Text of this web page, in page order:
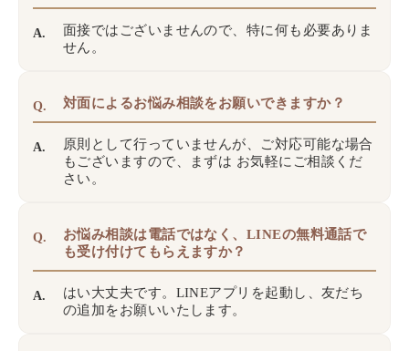
A.
面接ではございませんので、特に何も必要ありま
せん。
Q. 対面によるお悩み相談をお願いできますか？
A.
原則として行っていませんが、ご対応可能な場合
もございますので、まずは お気軽にご相談くだ
さい。
Q.
お悩み相談は電話ではなく、LINEの無料通話で
も受け付けてもらえますか？
A.
はい大丈夫です。LINEアプリを起動し、友だち
の追加をお願いいたします。